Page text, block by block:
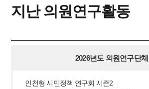
지난 의원연구활동
2026년도 의원연구단체
인천형 시민정책 연구회 시즌2